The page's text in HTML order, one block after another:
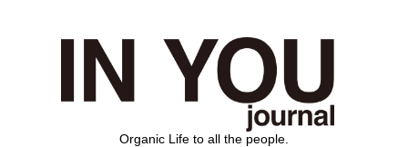
Organic Life to all the people.